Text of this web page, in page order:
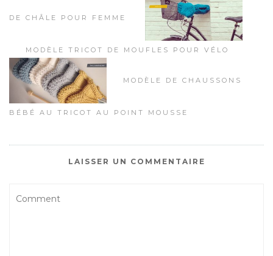
DE CHÂLE POUR FEMME
MODÈLE TRICOT DE MOUFLES POUR VÉLO
MODÈLE DE CHAUSSONS
BÉBÉ AU TRICOT AU POINT MOUSSE
LAISSER UN COMMENTAIRE